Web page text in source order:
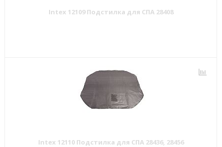
Intex 12109 Подстилка для СПА 28408
Intex 12110 Подстилка для СПА 28436, 28456